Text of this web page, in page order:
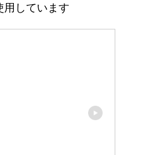
用しています